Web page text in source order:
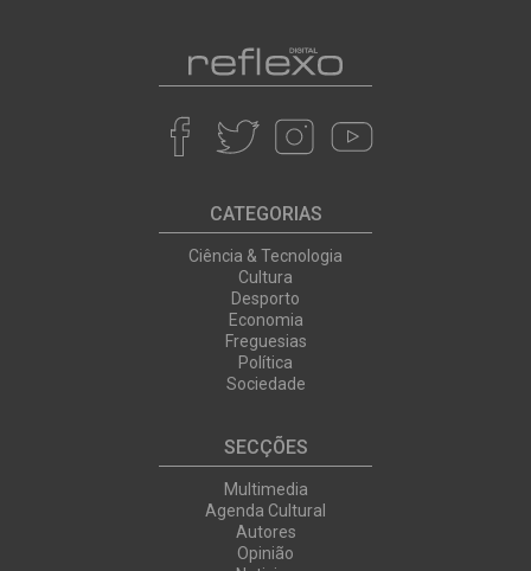
CATEGORIAS
Ciência & Tecnologia
Cultura
Desporto
Economia
Freguesias
Política
Sociedade
SECÇÕES
Multimedia
Agenda Cultural
Autores
Opinião